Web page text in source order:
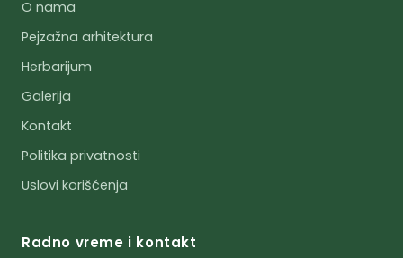
O nama
Pejzažna arhitektura
Herbarijum
Galerija
Kontakt
Politika privatnosti
Uslovi korišćenja
Radno vreme i kontakt